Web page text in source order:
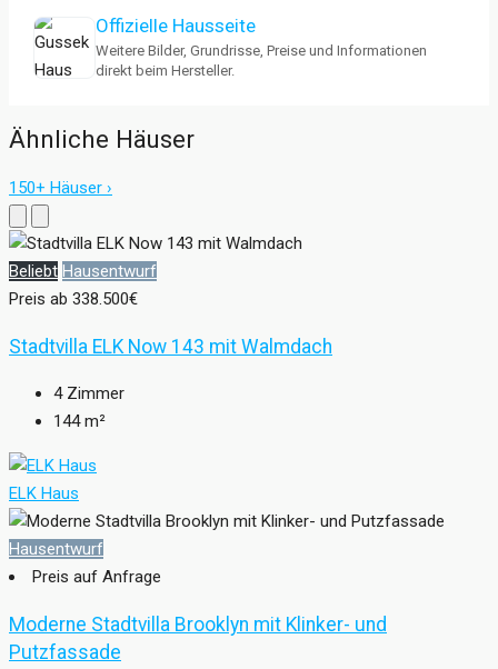
Offizielle Hausseite
Weitere Bilder, Grundrisse, Preise und Informationen
direkt beim Hersteller.
Ähnliche Häuser
150+ Häuser ›
Beliebt Hausentwurf
Preis ab 338.500€
Stadtvilla ELK Now 143 mit Walmdach
4 Zimmer
144 m²
ELK Haus
Hausentwurf
Preis auf Anfrage
Moderne Stadtvilla Brooklyn mit Klinker- und
Putzfassade